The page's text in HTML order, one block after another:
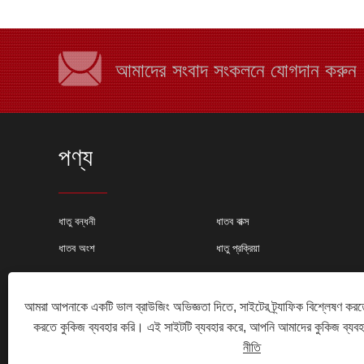
আমাদের সংবাদ সংকলনে যোগদান করুন
পণ্য
ধাতু বন্ধনী ধাতব বাক্স
ধাতব অংশ ধাতু প্রক্রিয়া
কপিরাইট © 2024 Xiamen Huimei Industry and Trade Co., Ltd.
আমরা আপনাকে একটি ভাল ব্রাউজিং অভিজ্ঞতা দিতে, সাইটের ট্র্যাফিক বিশ্লেষণ
করতে কুকিজ ব্যবহার করি। এই সাইটটি ব্যবহার করে, আপনি আমাদের কুকিজ
নীতি